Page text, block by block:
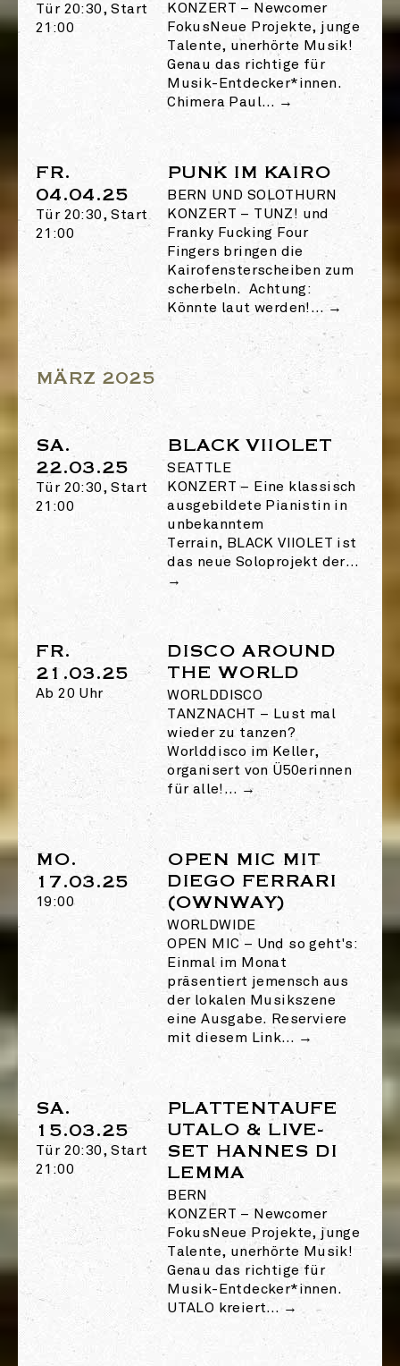
Tür 20:30, Start
21:00
KONZERT – Newcomer
FokusNeue Projekte, junge
Talente, unerhörte Musik!
Genau das richtige für
Musik-Entdecker*innen.
Chimera Paul… →
FR.
04.04.25
Tür 20:30, Start
21:00
PUNK IM KAIRO
BERN UND SOLOTHURN
KONZERT – TUNZ! und
Franky Fucking Four
Fingers bringen die
Kairofensterscheiben zum
scherbeln. Achtung:
Könnte laut werden!…→
MÄRZ 2025
SA.
22.03.25
Tür 20:30, Start
21:00
BLACK VIIOLET
SEATTLE
KONZERT – Eine klassisch
ausgebildete Pianistin in
unbekanntem
Terrain, BLACK VIIOLET ist
das neue Soloprojekt der…
→
FR.
21.03.25
Ab 20 Uhr
DISCO AROUND
THE WORLD
WORLDDISCO
TANZNACHT – Lust mal
wieder zu tanzen?
Worlddisco im Keller,
organisert von Ü50erinnen
für alle!… →
MO.
17.03.25
19:00
OPEN MIC MIT
DIEGO FERRARI
(OWNWAY)
WORLDWIDE
OPEN MIC – Und so geht's:
Einmal im Monat
präsentiert jemensch aus
der lokalen Musikszene
eine Ausgabe. Reserviere
mit diesem Link… →
SA.
15.03.25
Tür 20:30, Start
21:00
PLATTENTAUFE
UTALO & LIVE-
SET HANNES DI
LEMMA
BERN
KONZERT –Newcomer
FokusNeue Projekte, junge
Talente, unerhörte Musik!
Genau das richtige für
Musik-Entdecker*innen.
UTALO kreiert… →